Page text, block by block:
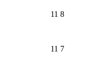
11 8
11 7